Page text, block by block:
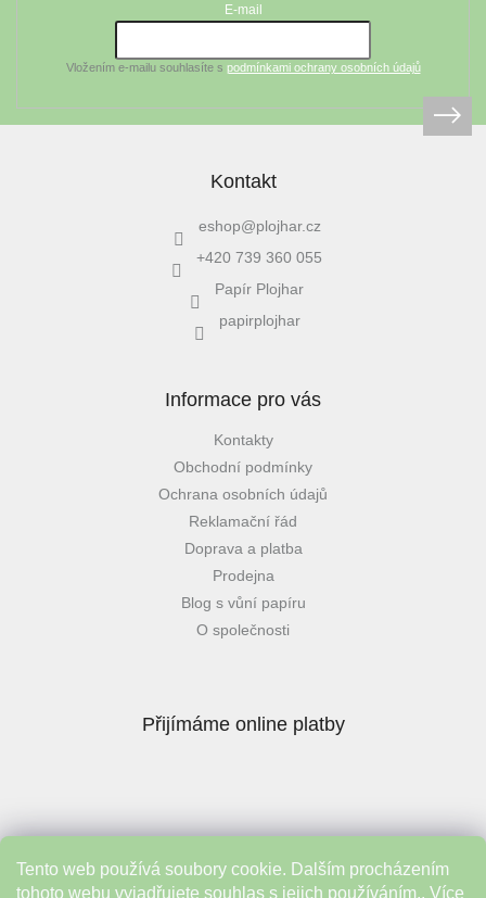
Tento web používá soubory cookie. Dalším procházením
tohoto webu vyjadřujete souhlas s jejich používáním.. Více
E-mail
Vložením e-mailu souhlasíte s podmínkami ochrany osobních údajů
Kontakt
eshop@plojhar.cz
+420 739 360 055
Papír Plojhar
papirplojhar
Informace pro vás
Kontakty
Obchodní podmínky
Ochrana osobních údajů
Reklamační řád
Doprava a platba
Prodejna
Blog s vůní papíru
O společnosti
Přijímáme online platby
Instagram